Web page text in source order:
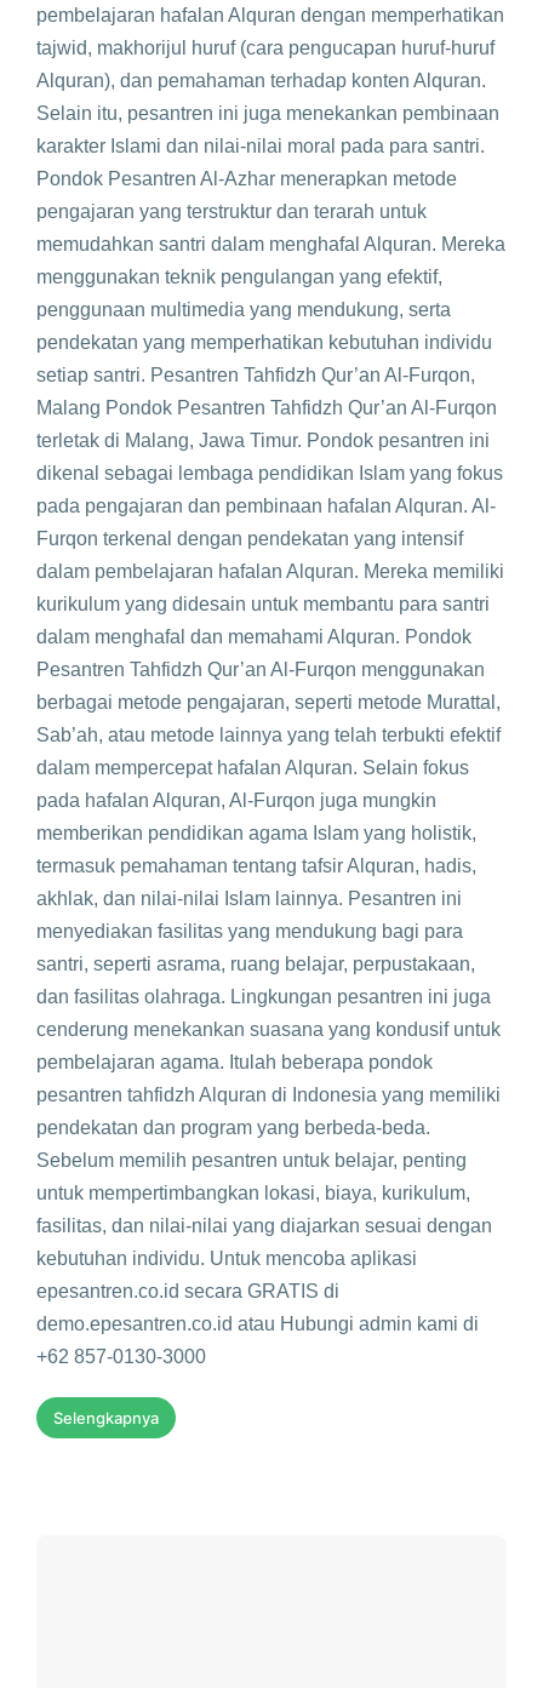
pembelajaran hafalan Alquran dengan memperhatikan
tajwid, makhorijul huruf (cara pengucapan huruf-huruf
Alquran), dan pemahaman terhadap konten Alquran.
Selain itu, pesantren ini juga menekankan pembinaan
karakter Islami dan nilai-nilai moral pada para santri.
Pondok Pesantren Al-Azhar menerapkan metode
pengajaran yang terstruktur dan terarah untuk
memudahkan santri dalam menghafal Alquran. Mereka
menggunakan teknik pengulangan yang efektif,
penggunaan multimedia yang mendukung, serta
pendekatan yang memperhatikan kebutuhan individu
setiap santri. Pesantren Tahfidzh Qur’an Al-Furqon,
Malang Pondok Pesantren Tahfidzh Qur’an Al-Furqon
terletak di Malang, Jawa Timur. Pondok pesantren ini
dikenal sebagai lembaga pendidikan Islam yang fokus
pada pengajaran dan pembinaan hafalan Alquran. Al-
Furqon terkenal dengan pendekatan yang intensif
dalam pembelajaran hafalan Alquran. Mereka memiliki
kurikulum yang didesain untuk membantu para santri
dalam menghafal dan memahami Alquran. Pondok
Pesantren Tahfidzh Qur’an Al-Furqon menggunakan
berbagai metode pengajaran, seperti metode Murattal,
Sab’ah, atau metode lainnya yang telah terbukti efektif
dalam mempercepat hafalan Alquran. Selain fokus
pada hafalan Alquran, Al-Furqon juga mungkin
memberikan pendidikan agama Islam yang holistik,
termasuk pemahaman tentang tafsir Alquran, hadis,
akhlak, dan nilai-nilai Islam lainnya. Pesantren ini
menyediakan fasilitas yang mendukung bagi para
santri, seperti asrama, ruang belajar, perpustakaan,
dan fasilitas olahraga. Lingkungan pesantren ini juga
cenderung menekankan suasana yang kondusif untuk
pembelajaran agama. Itulah beberapa pondok
pesantren tahfidzh Alquran di Indonesia yang memiliki
pendekatan dan program yang berbeda-beda.
Sebelum memilih pesantren untuk belajar, penting
untuk mempertimbangkan lokasi, biaya, kurikulum,
fasilitas, dan nilai-nilai yang diajarkan sesuai dengan
kebutuhan individu. Untuk mencoba aplikasi
epesantren.co.id secara GRATIS di
demo.epesantren.co.id atau Hubungi admin kami di
+62 857-0130-3000
Selengkapnya